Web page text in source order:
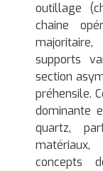
outillage
chaine
supports
section
préhensile.
dominante
quartz,
concepts